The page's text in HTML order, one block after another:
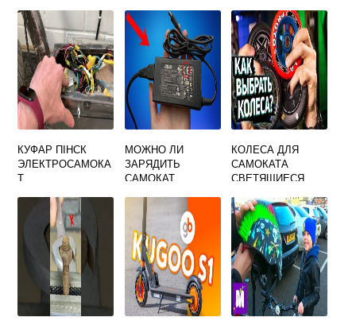
КУФАР ПІНСК
ЭЛЕКТРОСАМОКА
Т
МОЖНО ЛИ
ЗАРЯДИТЬ
САМОКАТ
НОУТБУКА
КОЛЕСА ДЛЯ
САМОКАТА
СВЕТЯЩИЕСЯ